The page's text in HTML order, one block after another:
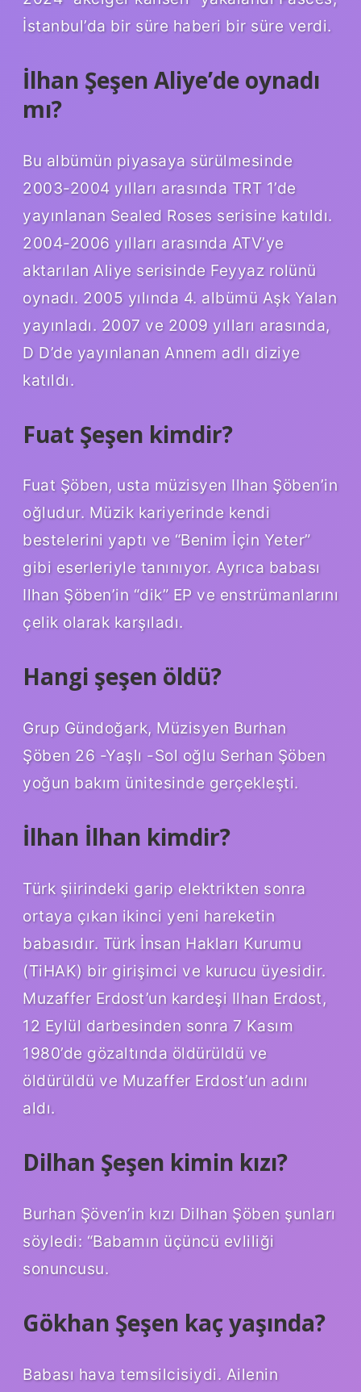
İstanbul’da bir süre haberi bir süre verdi.
İlhan Şeşen Aliye’de oynadı
mı?
Bu albümün piyasaya sürülmesinde
2003-2004 yılları arasında TRT 1’de
yayınlanan Sealed Roses serisine katıldı.
2004-2006 yılları arasında ATV’ye
aktarılan Aliye serisinde Feyyaz rolünü
oynadı. 2005 yılında 4. albümü Aşk Yalan
yayınladı. 2007 ve 2009 yılları arasında,
D D’de yayınlanan Annem adlı diziye
katıldı.
Fuat Şeşen kimdir?
Fuat Şöben, usta müzisyen Ilhan Şöben’in
oğludur. Müzik kariyerinde kendi
bestelerini yaptı ve “Benim İçin Yeter”
gibi eserleriyle tanınıyor. Ayrıca babası
Ilhan Şöben’in “dik” EP ve enstrümanlarını
çelik olarak karşıladı.
Hangi şeşen öldü?
Grup Gündoğark, Müzisyen Burhan
Şöben 26 -Yaşlı -Sol oğlu Serhan Şöben
yoğun bakım ünitesinde gerçekleşti.
İlhan İlhan kimdir?
Türk şiirindeki garip elektrikten sonra
ortaya çıkan ikinci yeni hareketin
babasıdır. Türk İnsan Hakları Kurumu
(TiHAK) bir girişimci ve kurucu üyesidir.
Muzaffer Erdost’un kardeşi Ilhan Erdost,
12 Eylül darbesinden sonra 7 Kasım
1980’de gözaltında öldürüldü ve
öldürüldü ve Muzaffer Erdost’un adını
aldı.
Dilhan Şeşen kimin kızı?
Burhan Şöven’in kızı Dilhan Şöben şunları
söyledi: “Babamın üçüncü evliliği
sonuncusu.
Gökhan Şeşen kaç yaşında?
Babası hava temsilcisiydi. Ailenin